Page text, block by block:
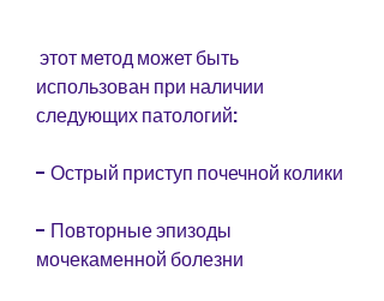
использован при наличии
следующих патологий:
- Острый приступ почечной колики
- Повторные эпизоды
мочекаменной болезни